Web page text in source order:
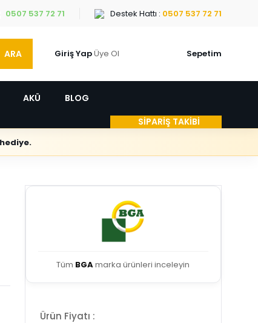
0507 537 72 71 Destek Hattı : 0507 537 72 71
ARA Giriş YapÜye Ol Sepetim
AKÜ
BLOG
SİPARİŞ TAKİBİ
Tüm BGAmarka ürünleri inceleyin
Ürün Fiyatı :